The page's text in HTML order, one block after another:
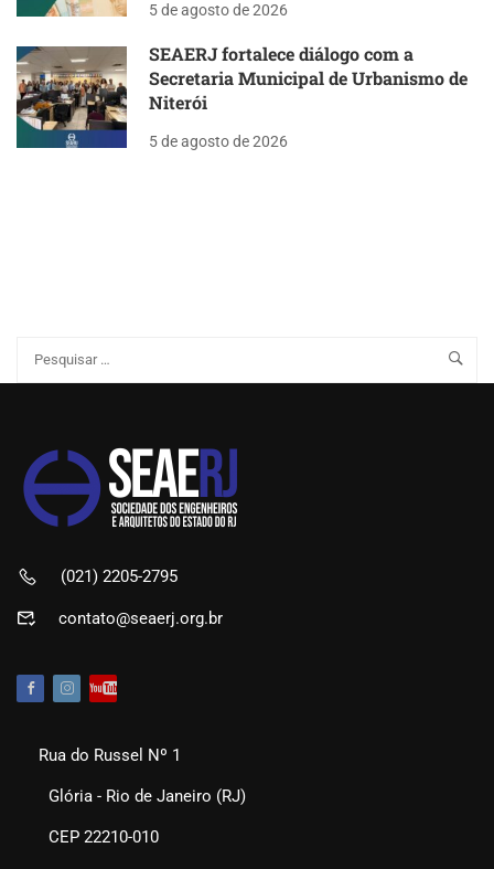
5 de agosto de 2026
SEAERJ fortalece diálogo com a
Secretaria Municipal de Urbanismo de
Niterói
5 de agosto de 2026
(021) 2205-2795
contato@seaerj.org.br
Rua do Russel Nº 1
Glória - Rio de Janeiro (RJ)
CEP 22210-010